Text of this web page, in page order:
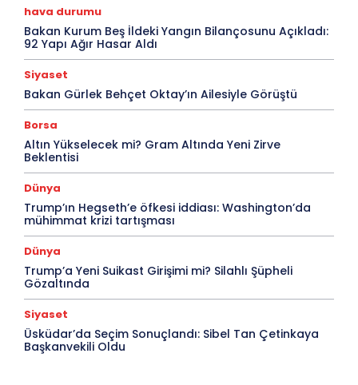
hava durumu
Bakan Kurum Beş İldeki Yangın Bilançosunu Açıkladı:
92 Yapı Ağır Hasar Aldı
Siyaset
Bakan Gürlek Behçet Oktay’ın Ailesiyle Görüştü
Borsa
Altın Yükselecek mi? Gram Altında Yeni Zirve
Beklentisi
Dünya
Trump’ın Hegseth’e öfkesi iddiası: Washington’da
mühimmat krizi tartışması
Dünya
Trump’a Yeni Suikast Girişimi mi? Silahlı Şüpheli
Gözaltında
Siyaset
Üsküdar’da Seçim Sonuçlandı: Sibel Tan Çetinkaya
Başkanvekili Oldu